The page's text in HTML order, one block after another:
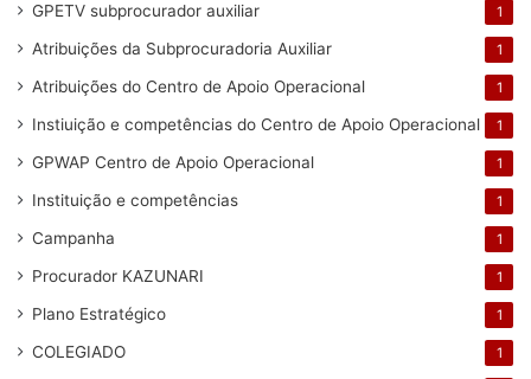
GPETV subprocurador auxiliar 1
Atribuições da Subprocuradoria Auxiliar 1
Atribuições do Centro de Apoio Operacional 1
Instiuição e competências do Centro de Apoio Operacional 1
GPWAP Centro de Apoio Operacional 1
Instituição e competências 1
Campanha 1
Procurador KAZUNARI 1
Plano Estratégico 1
COLEGIADO 1